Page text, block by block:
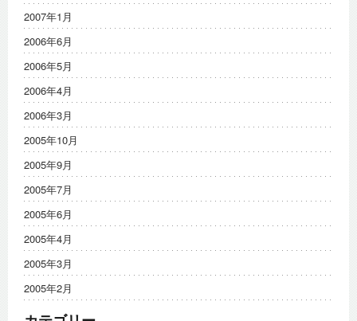
2007年1月
2006年6月
2006年5月
2006年4月
2006年3月
2005年10月
2005年9月
2005年7月
2005年6月
2005年4月
2005年3月
2005年2月